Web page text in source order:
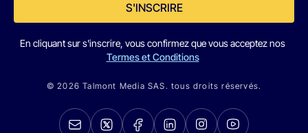
S'INSCRIRE
En cliquant sur s'inscrire, vous confirmez que vous acceptez nos
Termes et Conditions
© 2026 Talmont Media SAS. tous droits réservés.